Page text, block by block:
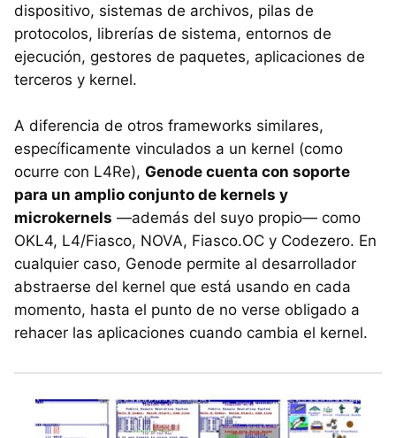
dispositivo, sistemas de archivos, pilas de
protocolos, librerías de sistema, entornos de
ejecución, gestores de paquetes, aplicaciones de
terceros y kernel.
A diferencia de otros frameworks similares,
específicamente vinculados a un kernel (como
ocurre con L4Re), Genode cuenta con soporte
para un amplio conjunto de kernels y
microkernels —además del suyo propio— como
OKL4, L4/Fiasco, NOVA, Fiasco.OC y Codezero. En
cualquier caso, Genode permite al desarrollador
abstraerse del kernel que está usando en cada
momento, hasta el punto de no verse obligado a
rehacer las aplicaciones cuando cambia el kernel.